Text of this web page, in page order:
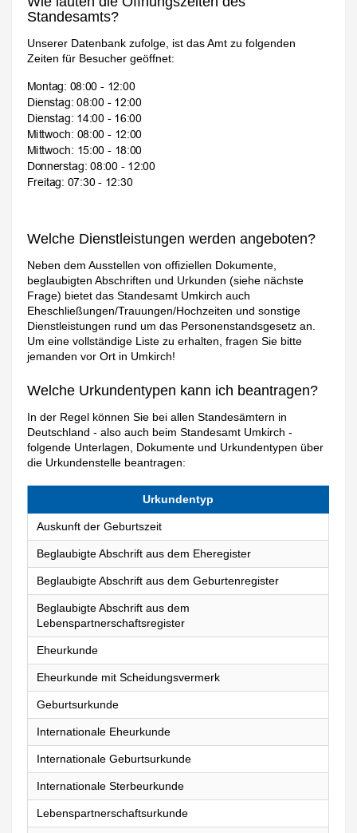
Standesamts?
Unserer Datenbank zufolge, ist das Amt zu folgenden
Zeiten für Besucher geöffnet:
Welche Dienstleistungen werden angeboten?
Neben dem Ausstellen von offiziellen Dokumente,
beglaubigten Abschriften und Urkunden (siehe nächste
Frage) bietet das Standesamt Umkirch auch
Eheschließungen/Trauungen/Hochzeiten und sonstige
Dienstleistungen rund um das Personenstandsgesetz an.
Um eine vollständige Liste zu erhalten, fragen Sie bitte
jemanden vor Ort in Umkirch!
Welche Urkundentypen kann ich beantragen?
In der Regel können Sie bei allen Standesämtern in
Deutschland - also auch beim Standesamt Umkirch -
folgende Unterlagen, Dokumente und Urkundentypen über
die Urkundenstelle beantragen:
Urkundentyp
Auskunft der Geburtszeit
Beglaubigte Abschrift aus dem Eheregister
Beglaubigte Abschrift aus dem Geburtenregister
Beglaubigte Abschrift aus dem
Lebenspartnerschaftsregister
Eheurkunde
Eheurkunde mit Scheidungsvermerk
Geburtsurkunde
Internationale Eheurkunde
Internationale Geburtsurkunde
Internationale Sterbeurkunde
Lebenspartnerschaftsurkunde